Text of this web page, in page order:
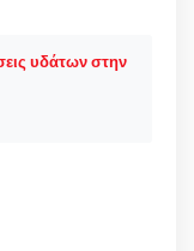
υδάτων στην